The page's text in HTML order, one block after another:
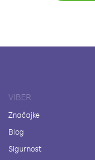
VIBER
Značajke
Blog
Sigurnost